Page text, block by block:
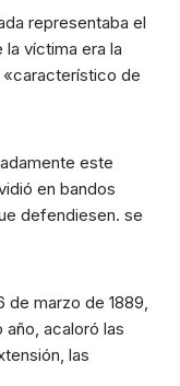
representaba el
víctima era la
de
este
en bandos
defendiesen. se
de marzo de 1889,
acaloró las
las